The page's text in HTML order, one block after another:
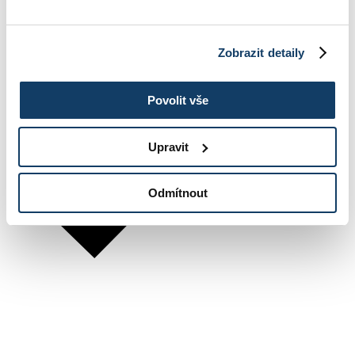
Zobrazit detaily
Povolit vše
Upravit
Odmítnout